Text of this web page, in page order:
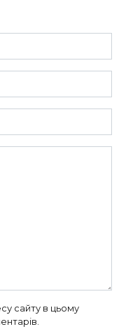
сайту в цьому